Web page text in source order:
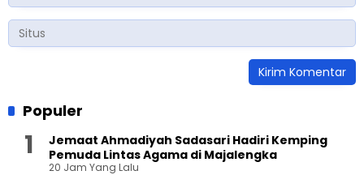
Populer
Jemaat Ahmadiyah Sadasari Hadiri Kemping
Pemuda Lintas Agama di Majalengka
20 Jam Yang Lalu